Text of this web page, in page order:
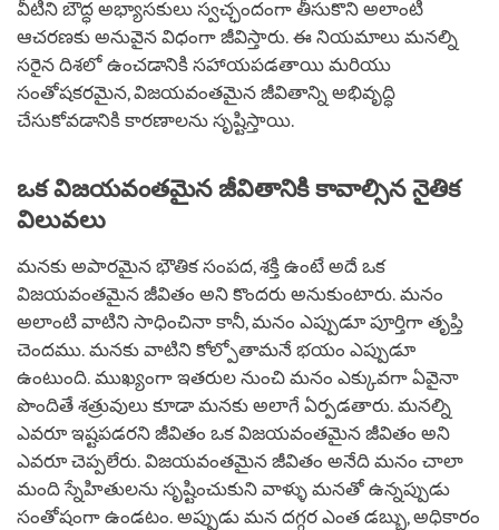
వీటిని బౌద్ధ అభ్యాసకులు స్వచ్ఛందంగా తీసుకొని అలాంటి
ఆచరణకు అనువైన విధంగా జీవిస్తారు. ఈ నియమాలు మనల్ని
సరైన దిశలో ఉంచడానికి సహాయపడతాయి మరియు
సంతోషకరమైన, విజయవంతమైన జీవితాన్ని అభివృద్ధి
చేసుకోవడానికి కారణాలను సృష్టిస్తాయి.
ఒక విజయవంతమైన జీవితానికి కావాల్సిన నైతిక
విలువలు
మనకు అపారమైన భౌతిక సంపద, శక్తి ఉంటే అదే ఒక
విజయవంతమైన జీవితం అని కొందరు అనుకుంటారు. మనం
అలాంటి వాటిని సాధించినా కానీ, మనం ఎప్పుడూ పూర్తిగా తృప్తి
చెందము. మనకు వాటిని కోల్పోతామనే భయం ఎప్పుడూ
ఉంటుంది. ముఖ్యంగా ఇతరుల నుంచి మనం ఎక్కువగా ఏవైనా
పొందితే శత్రువులు కూడా మనకు అలాగే ఏర్పడతారు. మనల్ని
ఎవరూ ఇష్టపడరని జీవితం ఒక విజయవంతమైన జీవితం అని
ఎవరూ చెప్పలేరు. విజయవంతమైన జీవితం అనేది మనం చాలా
మంది స్నేహితులను సృష్టించుకుని వాళ్ళు మనతో ఉన్నప్పుడు
సంతోషంగా ఉండటం. అప్పుడు మన దగ్గర ఎంత డబ్బు, అధికారం